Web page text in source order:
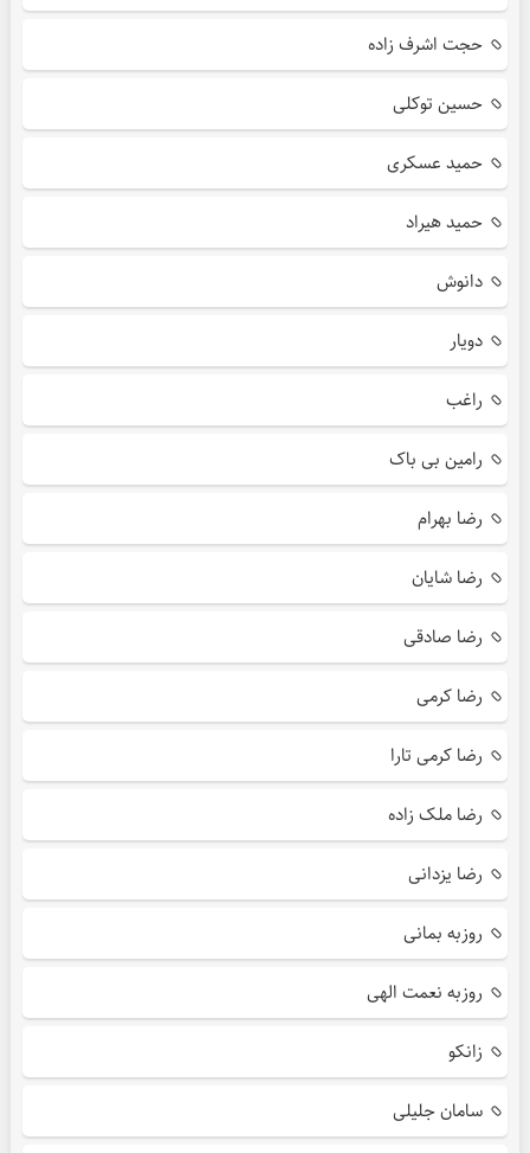
حجت اشرف زاده
حسین توکلی
حمید عسکری
حمید هیراد
دانوش
دویار
راغب
رامین بی باک
رضا بهرام
رضا شایان
رضا صادقی
رضا کرمی
رضا کرمی تارا
رضا ملک زاده
رضا یزدانی
روزبه بمانی
روزبه نعمت الهی
زانکو
سامان جلیلی